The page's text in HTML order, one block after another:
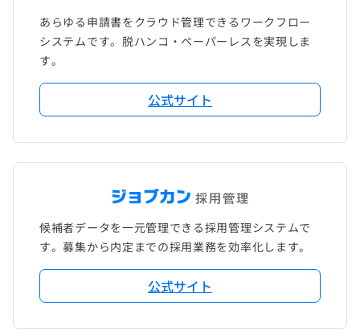
あらゆる申請書をクラウド管理できるワークフロー
システムです。脱ハンコ・ペーパーレスを実現しま
す。
公式サイト
候補者データを一元管理できる採用管理システムで
す。募集から内定までの採用業務を効率化します。
公式サイト